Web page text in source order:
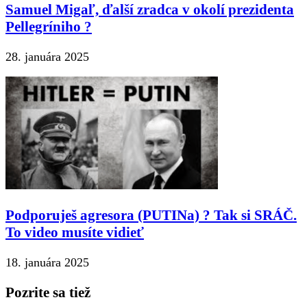
Samuel Migaľ, ďalší zradca v okolí prezidenta
Pellegríniho ?
28. januára 2025
Podporuješ agresora (PUTINa) ? Tak si SRÁČ.
To video musíte vidieť
18. januára 2025
Pozrite sa tiež